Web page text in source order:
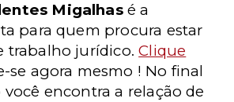
Migalhasé a
para quem procura estar
trabalho jurídico.Clique
se agora mesmo ! No final
encontra a relação de